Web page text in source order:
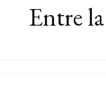
Entre